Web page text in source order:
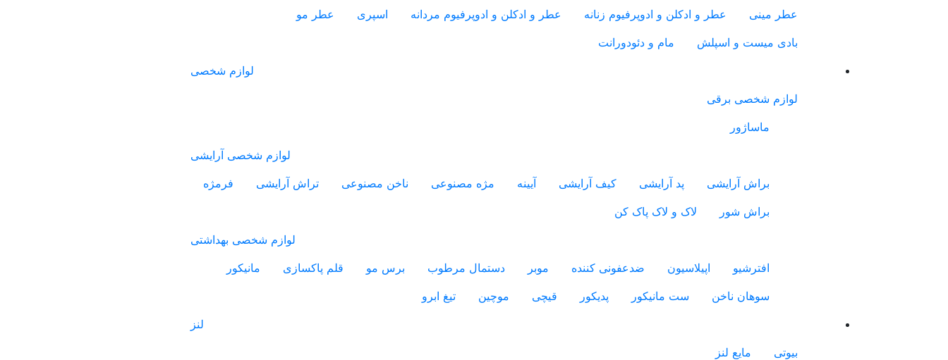
عطر مینی
عطر و ادکلن و ادوپرفیوم زنانه عطر و ادکلن و ادوپرفیوم مردانه اسپری
عطر مو
بادی میست و اسپلش
مام و دئودورانت
لوازم شخصی
لوازم شخصی برقی
ماساژور
لوازم شخصی آرایشی
براش آرایشی
پد آرایشی کیف آرایشی آیینه مژه مصنوعی ناخن مصنوعی تراش آرایشی
فرمژه
براش شور
لاک و لاک پاک کن
لوازم شخصی بهداشتی
افترشیو
اپیلاسیون ضدعفونی کننده موبر دستمال مرطوب برس مو قلم پاکسازی
مانیکور
سوهان ناخن
ست مانیکور پدیکور قیچی موچین
تیغ ابرو
لنز
بیوتی
مایع لنز